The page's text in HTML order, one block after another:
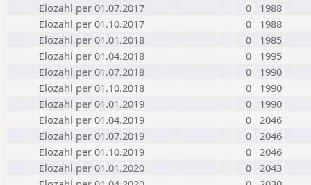
Elozahl per 01.07.2017
0
1988
Elozahl per 01.10.2017
0
1988
Elozahl per 01.01.2018
0
1985
Elozahl per 01.04.2018
0
1995
Elozahl per 01.07.2018
0
1990
Elozahl per 01.10.2018
0
1990
Elozahl per 01.01.2019
0
1990
Elozahl per 01.04.2019
0 2046
Elozahl per 01.07.2019
0 2046
Elozahl per 01.10.2019
0 2046
Elozahl per 01.01.2020
0 2043